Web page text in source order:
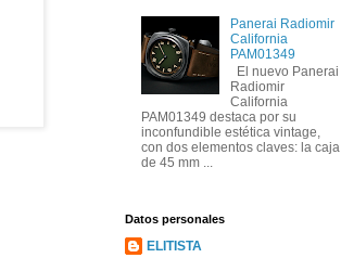
Panerai Radiomir
California
PAM01349
El nuevo Panerai
Radiomir
California
PAM01349 destaca por su
inconfundible estética vintage,
con dos elementos claves: la caja
de 45 mm ...
Datos personales
ELITISTA